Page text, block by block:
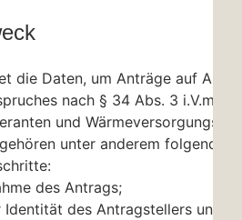
die Daten, um Anträge auf
nach § 34 Abs. 3 i.V.m.
und
unter anderem folgende
des Antrags;
Identität des Antragstellers und